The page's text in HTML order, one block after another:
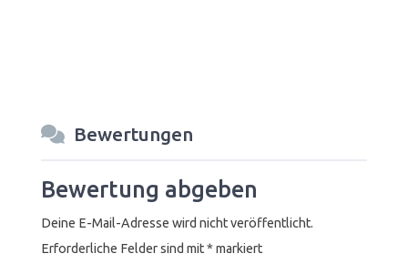
Bewertungen
Bewertung abgeben
Deine E-Mail-Adresse wird nicht veröffentlicht.
Erforderliche Felder sind mit*markiert